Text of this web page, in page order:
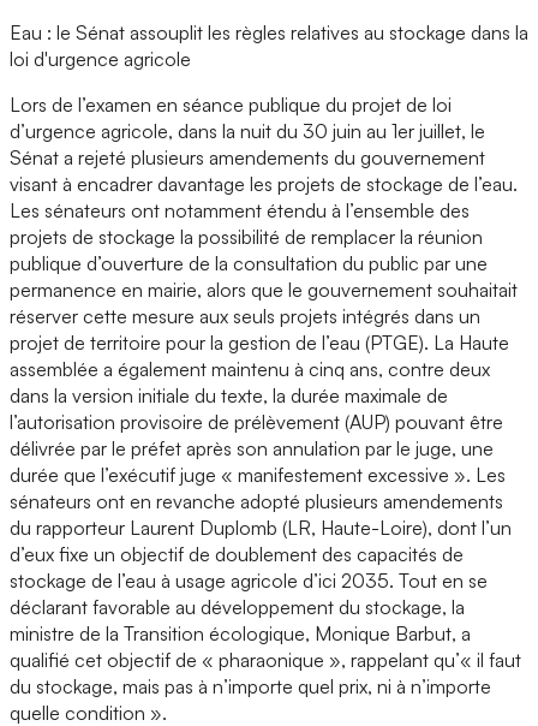
Eau : le Sénat assouplit les règles relatives au stockage dans la
loi d'urgence agricole
Lors de l’examen en séance publique du projet de loi
d’urgence agricole, dans la nuit du 30 juin au 1er juillet, le
Sénat a rejeté plusieurs amendements du gouvernement
visant à encadrer davantage les projets de stockage de l’eau.
Les sénateurs ont notamment étendu à l’ensemble des
projets de stockage la possibilité de remplacer la réunion
publique d’ouverture de la consultation du public par une
permanence en mairie, alors que le gouvernement souhaitait
réserver cette mesure aux seuls projets intégrés dans un
projet de territoire pour la gestion de l’eau (PTGE). La Haute
assemblée a également maintenu à cinq ans, contre deux
dans la version initiale du texte, la durée maximale de
l’autorisation provisoire de prélèvement (AUP) pouvant être
délivrée par le préfet après son annulation par le juge, une
durée que l’exécutif juge « manifestement excessive ». Les
sénateurs ont en revanche adopté plusieurs amendements
du rapporteur Laurent Duplomb (LR, Haute-Loire), dont l’un
d’eux fixe un objectif de doublement des capacités de
stockage de l’eau à usage agricole d’ici 2035. Tout en se
déclarant favorable au développement du stockage, la
ministre de la Transition écologique, Monique Barbut, a
qualifié cet objectif de « pharaonique », rappelant qu’« il faut
du stockage, mais pas à n’importe quel prix, ni à n’importe
quelle condition ».